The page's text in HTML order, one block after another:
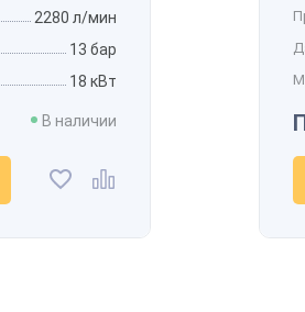
2280 л/мин
13 бар
18 кВт
В наличии
Добавить в избранное